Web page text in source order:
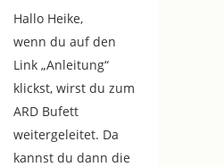
Hallo Heike,
wenn du auf den
Link „Anleitung“
klickst, wirst du zum
ARD Bufett
weitergeleitet. Da
kannst du dann die